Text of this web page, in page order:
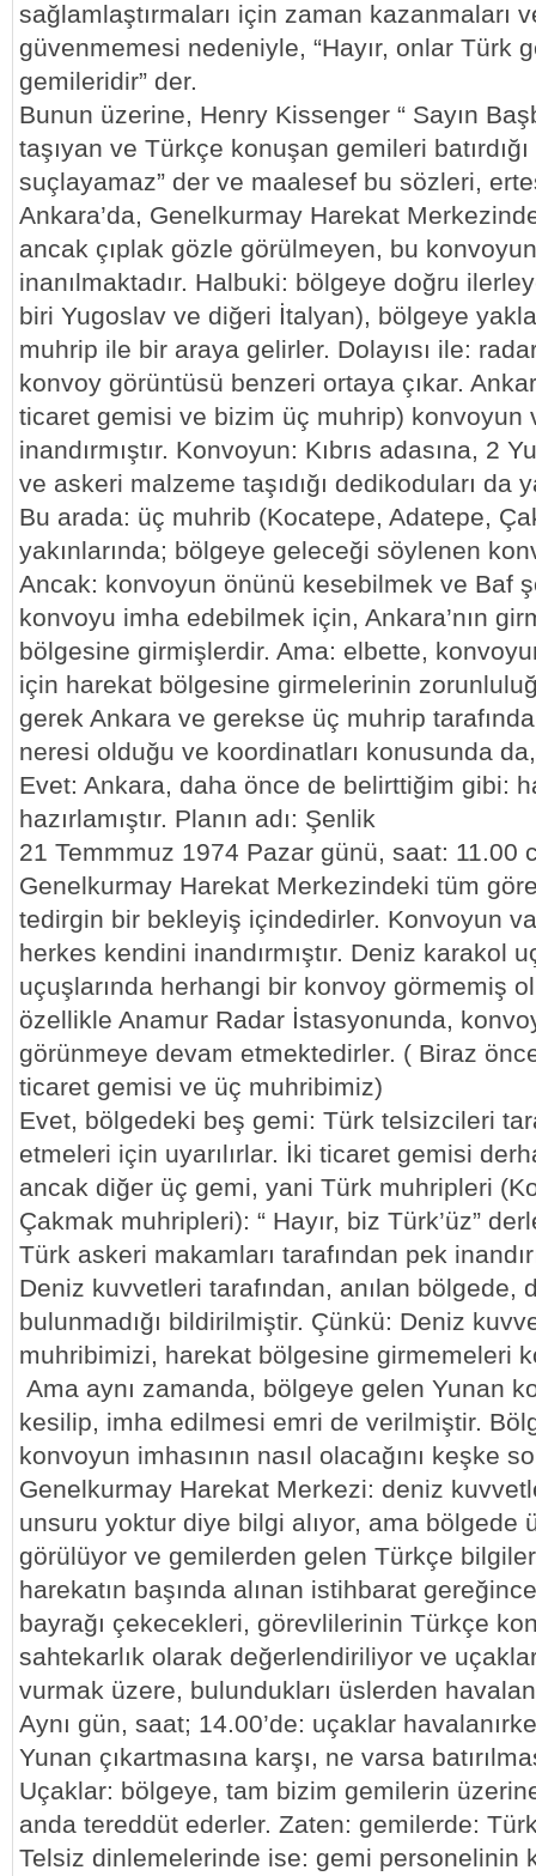
sağlamlaştırmaları için zaman kazanmaları
güvenmemesi nedeniyle, “Hayır, onlar Türk
gemileridir” der.
Bunun üzerine, Henry Kissenger “ Sayın
taşıyan ve Türkçe konuşan gemileri
suçlayamaz” der ve maalesef bu sözleri,
Ankara’da, Genelkurmay Harekat
ancak çıplak gözle görülmeyen, bu
inanılmaktadır. Halbuki: bölgeye doğru
biri Yugoslav ve diğeri İtalyan), bölgeye
muhrip ile bir araya gelirler. Dolayısı ile:
konvoy görüntüsü benzeri ortaya çıkar.
ticaret gemisi ve bizim üç muhrip) konvoyun
inandırmıştır. Konvoyun: Kıbrıs adasına, 2
ve askeri malzeme taşıdığı dedikoduları da
Bu arada: üç muhrib (Kocatepe, Adatepe,
yakınlarında; bölgeye geleceği söylenen
Ancak: konvoyun önünü kesebilmek ve Baf
konvoyu imha edebilmek için, Ankara’nın
bölgesine girmişlerdir. Ama: elbette,
için harekat bölgesine girmelerinin
gerek Ankara ve gerekse üç muhrip
neresi olduğu ve koordinatları konusunda
Evet: Ankara, daha önce de belirttiğim gibi:
hazırlamıştır. Planın adı: Şenlik
21 Temmmuz 1974 Pazar günü, saat: 11.00
Genelkurmay Harekat Merkezindeki tüm
tedirgin bir bekleyiş içindedirler. Konvoyun
herkes kendini inandırmıştır. Deniz karakol
uçuşlarında herhangi bir konvoy görmemiş
özellikle Anamur Radar İstasyonunda,
görünmeye devam etmektedirler. ( Biraz
ticaret gemisi ve üç muhribimiz)
Evet, bölgedeki beş gemi: Türk telsizcileri
etmeleri için uyarılırlar. İki ticaret gemisi
ancak diğer üç gemi, yani Türk muhripleri
Çakmak muhripleri): “ Hayır, biz Türk’üz”
Türk askeri makamları tarafından pek
Deniz kuvvetleri tarafından, anılan bölgede,
bulunmadığı bildirilmiştir. Çünkü: Deniz
muhribimizi, harekat bölgesine girmemeleri
Ama aynı zamanda, bölgeye gelen Yunan
kesilip, imha edilmesi emri de verilmiştir.
konvoyun imhasının nasıl olacağını keşke
Genelkurmay Harekat Merkezi: deniz
unsuru yoktur diye bilgi alıyor, ama bölgede
görülüyor ve gemilerden gelen Türkçe
harekatın başında alınan istihbarat
bayrağı çekecekleri, görevlilerinin Türkçe
sahtekarlık olarak değerlendiriliyor ve
vurmak üzere, bulundukları üslerden
Aynı gün, saat; 14.00’de: uçaklar
Yunan çıkartmasına karşı, ne varsa
Uçaklar: bölgeye, tam bizim gemilerin
anda tereddüt ederler. Zaten: gemilerde:
Telsiz dinlemelerinde ise: gemi personelinin